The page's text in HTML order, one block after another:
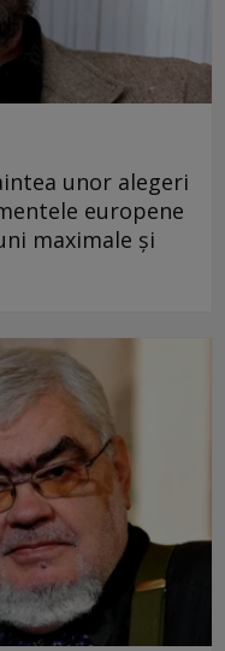
unor alegeri
europene
maximale și